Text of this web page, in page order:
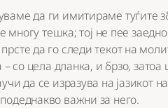
да ги имитираме туѓите
многу тешка; тој не пее
да го следи текот на
– со цела дланка, и брзо,
да се изразува на јазикот
важни за него.